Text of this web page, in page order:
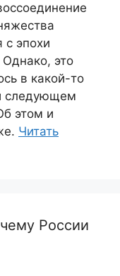
с эпохи
это
в какой-то
следующем
этом и
Читать
России